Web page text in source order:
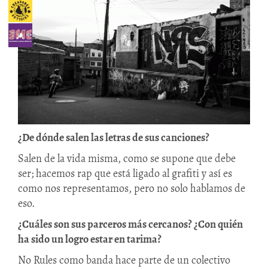
¿De dónde salen las letras de sus canciones?
Salen de la vida misma, como se supone que debe
ser; hacemos rap que está ligado al grafiti y así es
como nos representamos, pero no solo hablamos de
eso.
¿Cuáles son sus parceros más cercanos? ¿Con quién
ha sido un logro estar en tarima?
No Rules como banda hace parte de un colectivo